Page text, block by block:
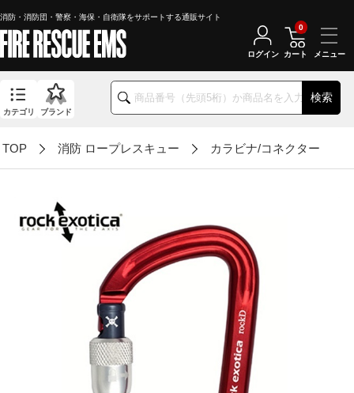
消防・消防団・警察・海保・自衛隊をサポートする通販サイト
検索
カテゴリ ブランド
ログイン カート
0
TOP 消防 ロープレスキュー カラビナ/コネクター